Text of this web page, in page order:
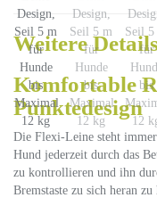
Weitere
Komfortable
Punktedesign
Die Flexi-Leine steht
Hund jederzeit durch das
zu kontrollieren und ihn
Bremstaste zu sich heran zu